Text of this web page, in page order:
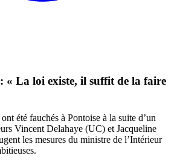
« La loi existe, il suffit de la faire
été fauchés à Pontoise à la suite d’un
Vincent Delahaye (UC) et Jacqueline
les mesures du ministre de l’Intérieur